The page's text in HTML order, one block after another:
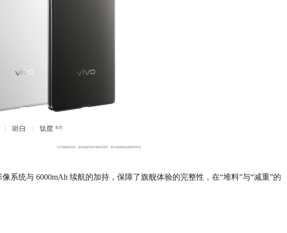
系统与 6000mAh 续航的加持，保障了旗舰体验的完整性，在“堆料”与“减重”的